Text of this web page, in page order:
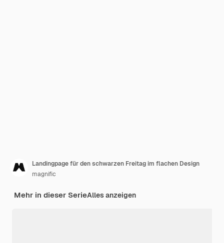
Landingpage für den schwarzen Freitag im flachen Design
magnific
Mehr in dieser SerieAlles anzeigen